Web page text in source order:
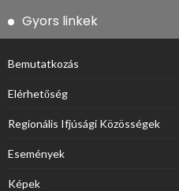
Gyors linkek
Bemutatkozás
Elérhetőség
Regionális Ifjúsági Közösségek
Események
Képek